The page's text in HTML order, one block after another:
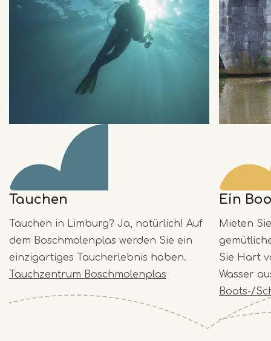
Tauchen
Tauchen in Limburg? Ja, natürlich! Auf
dem Boschmolenplas werden Sie ein
einzigartiges Taucherlebnis haben.
Tauchzentrum Boschmolenplas
Ein
Mieten
Sie Hart
Wasser
Boots-/